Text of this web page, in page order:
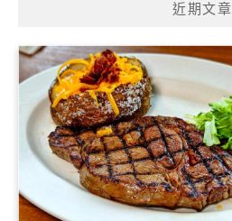
近期文章